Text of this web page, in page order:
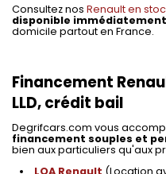
Consultez nos Renault en
disponible immédiatement
domicile partout en France.
Financement
LLD, crédit bail
Degrifcars.com vous
financement souples et
bien aux particuliers qu'aux
LOA Renault (Location